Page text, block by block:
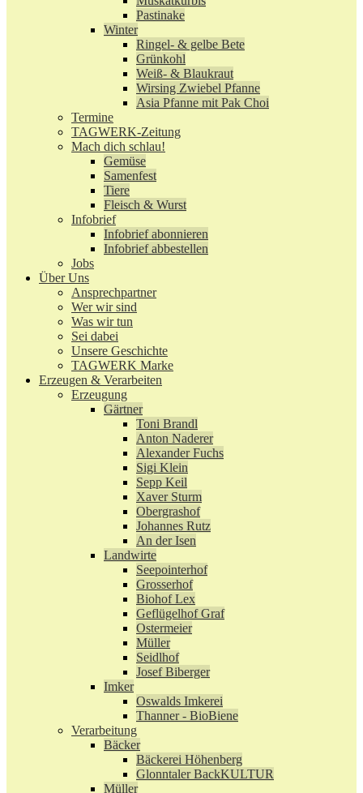
Pastinake
Winter
Ringel- & gelbe Bete
Grünkohl
Weiß- & Blaukraut
Wirsing Zwiebel Pfanne
Asia Pfanne mit Pak Choi
Termine
TAGWERK-Zeitung
Mach dich schlau!
Gemüse
Samenfest
Tiere
Fleisch & Wurst
Infobrief
Infobrief abonnieren
Infobrief abbestellen
Jobs
Über Uns
Ansprechpartner
Wer wir sind
Was wir tun
Sei dabei
Unsere Geschichte
TAGWERK Marke
Erzeugen & Verarbeiten
Erzeugung
Gärtner
Toni Brandl
Anton Naderer
Alexander Fuchs
Sigi Klein
Sepp Keil
Xaver Sturm
Obergrashof
Johannes Rutz
An der Isen
Landwirte
Seepointerhof
Grosserhof
Biohof Lex
Geflügelhof Graf
Ostermeier
Müller
Seidlhof
Josef Biberger
Imker
Oswalds Imkerei
Thanner - BioBiene
Verarbeitung
Bäcker
Bäckerei Höhenberg
Glonntaler BackKULTUR
Müller